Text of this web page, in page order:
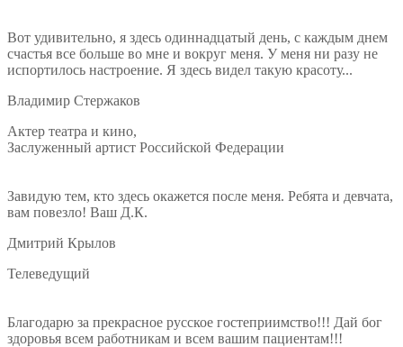
Вот удивительно, я здесь одиннадцатый день, с каждым днем
счастья все больше во мне и вокруг меня. У меня ни разу не
испортилось настроение. Я здесь видел такую красоту...
Владимир Стержаков
Актер театра и кино,
Заслуженный артист Российской Федерации
Завидую тем, кто здесь окажется после меня. Ребята и девчата,
вам повезло! Ваш Д.К.
Дмитрий Крылов
Телеведущий
Благодарю за прекрасное русское гостеприимство!!! Дай бог
здоровья всем работникам и всем вашим пациентам!!!